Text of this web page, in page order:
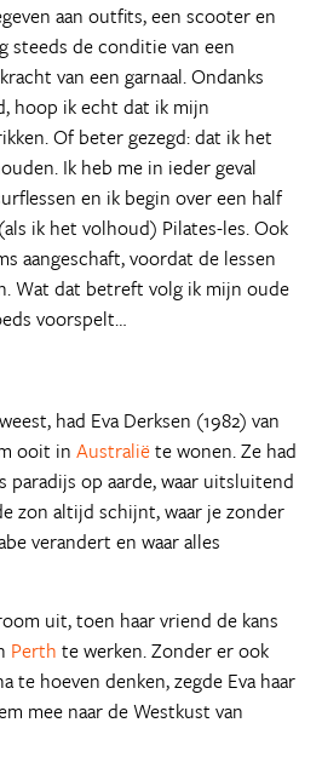
aan outfits, een scooter en
steeds de conditie van een
van een garnaal. Ondanks
hoop ik echt dat ik mijn
Of beter gezegd: dat ik het
Ik heb me in ieder geval
en ik begin over een half
ik het volhoud) Pilates-les. Ook
aangeschaft, voordat de lessen
Wat dat betreft volg ik mijn oude
voorspelt…
had Eva Derksen (1982) van
ooit in Australiëte wonen. Ze had
paradijs op aarde, waar uitsluitend
zon altijd schijnt, waar je zonder
verandert en waar alles
uit, toen haar vriend de kans
Perth te werken. Zonder er ook
te hoeven denken, zegde Eva haar
mee naar de Westkust van